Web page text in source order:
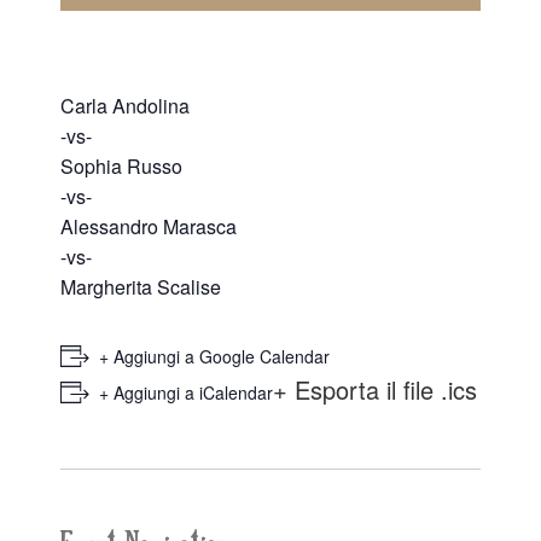
Carla Andolina
-vs-
Sophia Russo
-vs-
Alessandro Marasca
-vs-
Margherita Scalise
+ Aggiungi a Google Calendar
+ Aggiungi a iCalendar+ Esporta il file .ics